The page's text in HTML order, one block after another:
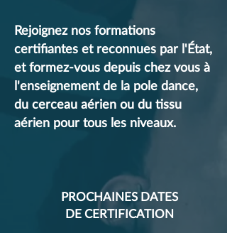
Rejoignez nos formations
certifiantes et reconnues par l'État,
et formez-vous depuis chez vous à
l'enseignement de la pole dance,
du cerceau aérien ou du tissu
aérien pour tous les niveaux.
PROCHAINES DATES
DE CERTIFICATION